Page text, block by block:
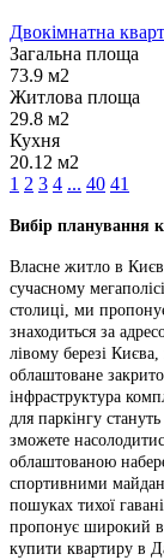
Двокімнатна
Загальна площа
73.9 м2
Житлова площа
29.8 м2
Кухня
20.12 м2
1 2 3 4 ... 40 41
Вибір планування
Власне житло в
сучасному
столиці, ми
знаходиться за
лівому березі
облаштоване
інфраструктура
для паркінгу
зможете
облаштованою
спортивними
пошуках тихої
пропонує широкий
купити квартиру в